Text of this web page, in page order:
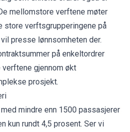
mellomstore verftene møter
store verftsgrupperingene på
presse lønnsomheten der.
på enkeltordrer
gjennom økt
prosjekt.
mindre enn 1500 passasjerer
kun rundt 4,5 prosent. Ser vi